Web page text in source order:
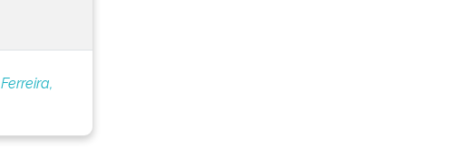
Ferreira,